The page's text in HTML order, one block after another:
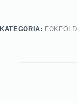
KATEGÓRIA: